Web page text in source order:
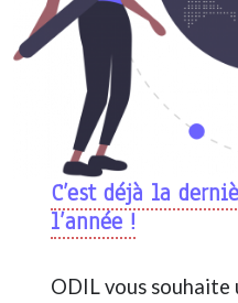
C’est déjà la
l’année !
ODIL vous souhaite